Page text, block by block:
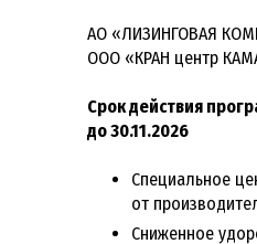
АО «ЛИЗИНГОВАЯ
ООО «КРАН центр
Срок действия
до 30.11.2026
Специальное
от
Сниженное